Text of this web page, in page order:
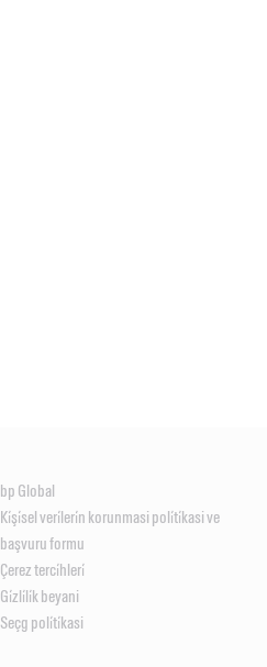
bp Global
Ki̇şi̇sel veri̇leri̇n korunmasi poli̇ti̇kasi ve
başvuru formu
Çerez terci̇hleri̇
Gi̇zli̇li̇k beyani
Seçg poli̇ti̇kasi